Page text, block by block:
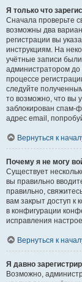
Я только что
Сначала проверьте
возможны два
регистрации вы
инструкциям. На
учётные записи
администратором
процессе
следуйте
то возможно, что вы
заблокирован спам-
адрес email,
Вернуться к
Почему я не могу
Существует
вы правильно
правильно,
вам закрыт доступ к
в конфигурации
исправления
Вернуться к
Я давно
Возможно,